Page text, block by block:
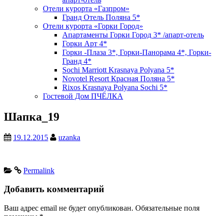
Отели курорта «Газпром»
Гранд Отель Поляна 5*
Отели курорта «Горки Город»
Апартаменты Горки Город 3* /апарт-отель
Горки Арт 4*
Горки -Плаза 3*, Горки-Панорама 4*, Горки-
Гранд 4*
Sochi Marriott Krasnaya Polyana 5*
Novotel Resort Красная Поляна 5*
Rixos Krasnaya Polyana Sochi 5*
Гостевой Дом ПЧЁЛКА
Шапка_19
19.12.2015 uzanka
Permalink
Добавить комментарий
Ваш адрес email не будет опубликован. Обязательные поля